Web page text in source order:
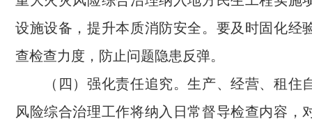
设施设备，提升本质消防安全。要及时固化经
查检查力度，防止问题隐患反弹。
（四）强化责任追究。生产、经营、租住
风险综合治理工作将纳入日常督导检查内容，